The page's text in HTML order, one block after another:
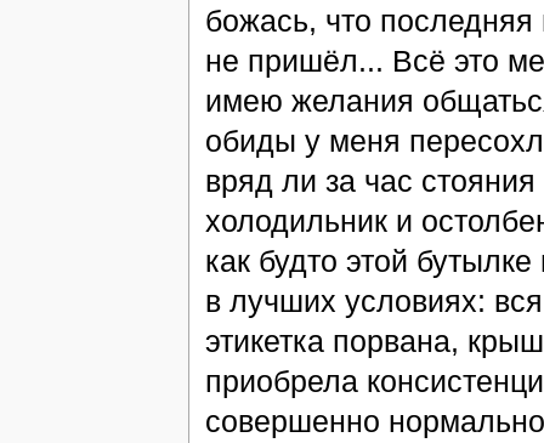
божась, что последняя
не пришёл... Всё это
имею желания
обиды у меня
вряд ли за час
холодильник и
как будто этой
в лучших условиях:
этикетка порвана,
приобрела
совершенно